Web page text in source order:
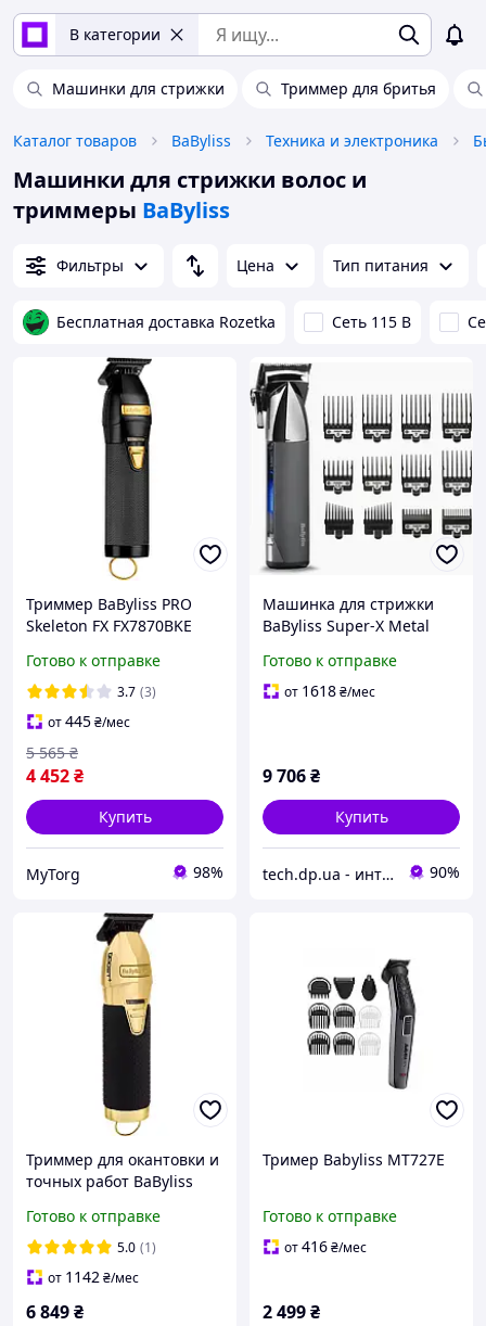
В категории
Машинки для стрижки Триммер для бритья
Каталог товаров BaByliss Техника и электроника
Машинки для стрижки волос и
триммеры BaByliss
Фильтры Цена Тип питания
Бесплатная доставка Rozetka Сеть 115 В
Триммер BaByliss PRO
Skeleton FX FX7870BKE
Готово к отправке
3.7 (3)
от445₴/мес
4 452₴
5 565 ₴
Купить
MyTorg 98%
Машинка для стрижки
BaByliss Super-X Metal
Готово к отправке
от 1618₴/мес
9 706₴
Купить
tech.dp.ua - интернет магазин 90%
Триммер для окантовки и
точных работ BaByliss
GOLD
Готово к отправке
5.0 (1)
от 1142₴/мес
6 849₴
Тример Babyliss MT727E
Готово к отправке
от416₴/мес
2 499₴